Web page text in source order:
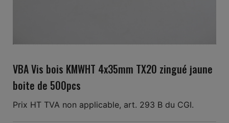
VBA Vis bois KMWHT 4x35mm TX20 zingué jaune
boite de 500pcs
Prix HT TVA non applicable, art. 293 B du CGI.